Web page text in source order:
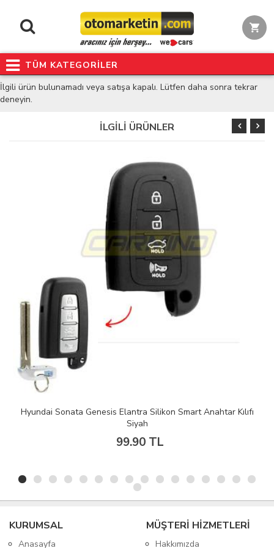
TÜM KATEGORİLER
İlgili ürün bulunamadı veya satışa kapalı. Lütfen daha sonra tekrar
deneyin.
İLGİLİ ÜRÜNLER
Hyundai Sonata Genesis Elantra Silikon Smart Anahtar Kılıfı
Siyah
99.90 TL
KURUMSAL
Anasayfa
MÜŞTERİ HİZMETLERİ
Hakkımızda